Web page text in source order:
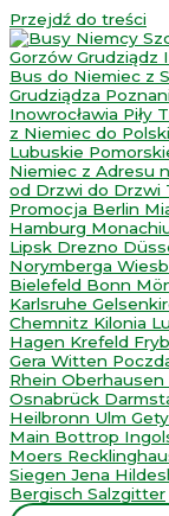
Przejdź do treści